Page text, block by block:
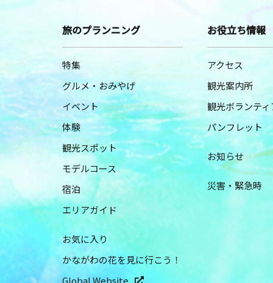
旅のプランニング
特集
グルメ・おみやげ
イベント
体験
観光スポット
モデルコース
宿泊
エリアガイド
お気に入り
かながわの花を見に行こう！
Global Website
お役立ち情報
アクセス
観光案内所
観光ボランテ
パンフレット
お知らせ
災害・緊急時